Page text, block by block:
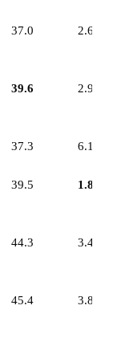
37.0 2.69
39.6 2.92
37.3 6.16
39.5 1.84
44.3 3.42
45.4 3.82